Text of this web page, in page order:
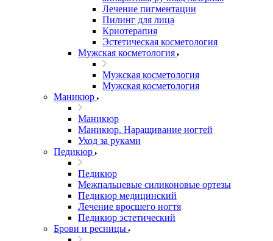
Лечение пигментации
Пилинг для лица
Криотерапия
Эстетическая косметология
Мужская косметология
Мужская косметология
Мужская косметология
Маникюр
Маникюр
Маникюр. Наращивание ногтей
Уход за руками
Педикюр
Педикюр
Межпальцевые силиконовые ортезы
Педикюр медицинский
Лечение вросшего ногтя
Педикюр эстетический
Брови и ресницы